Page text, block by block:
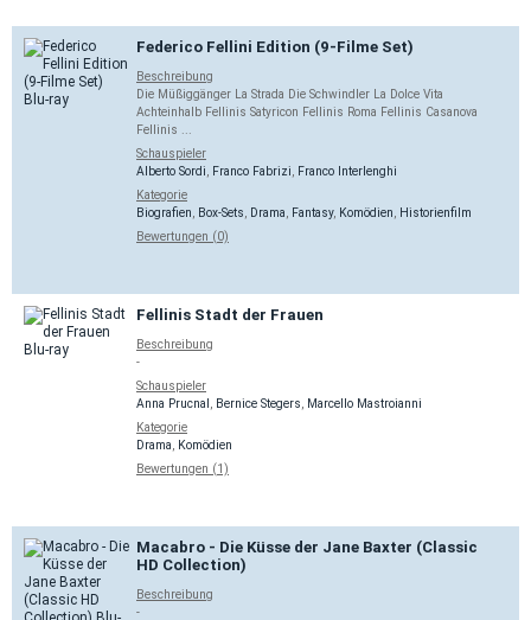
Federico Fellini Edition (9-Filme Set)
Beschreibung
Die Müßiggänger La Strada Die Schwindler La Dolce Vita
Achteinhalb Fellinis Satyricon Fellinis Roma Fellinis Casanova
Fellinis ...
Schauspieler
Alberto Sordi
Franco Fabrizi
Franco Interlenghi
Kategorie
Biografien
Box-Sets Drama Fantasy, Komödien
Historienfilm
Bewertungen (0)
Fellinis Stadt der Frauen
Beschreibung
-
Schauspieler
Anna Prucnal
Bernice Stegers
Marcello Mastroianni
Kategorie
Drama
Komödien
Bewertungen (1)
Macabro - Die Küsse der Jane Baxter (Classic
HD Collection)
Beschreibung
-